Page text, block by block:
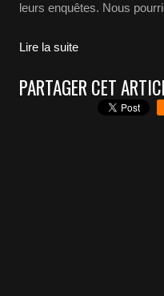
leurs enquêtes. Nous
Lire la suite
PARTAGER CET